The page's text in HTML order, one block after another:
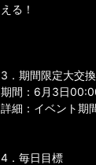
える！
3．期間限定大交換
期間：6月3日
詳細：イベント期
4．毎日目標